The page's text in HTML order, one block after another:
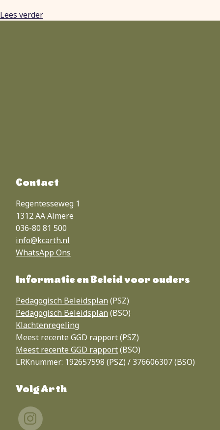
Lees verder
Contact
Regentesseweg 1
1312 AA Almere
036-80 81 500
info@kcarth.nl
WhatsApp Ons
Informatie en Beleid voor ouders
Pedagogisch Beleidsplan (PSZ)
Pedagogisch Beleidsplan (BSO)
Klachtenregeling
Meest recente GGD rapport(PSZ)
Meest recente GGD rapport(BSO)
LRKnummer: 192657598 (PSZ) / 376606307 (BSO)
Volg Arth